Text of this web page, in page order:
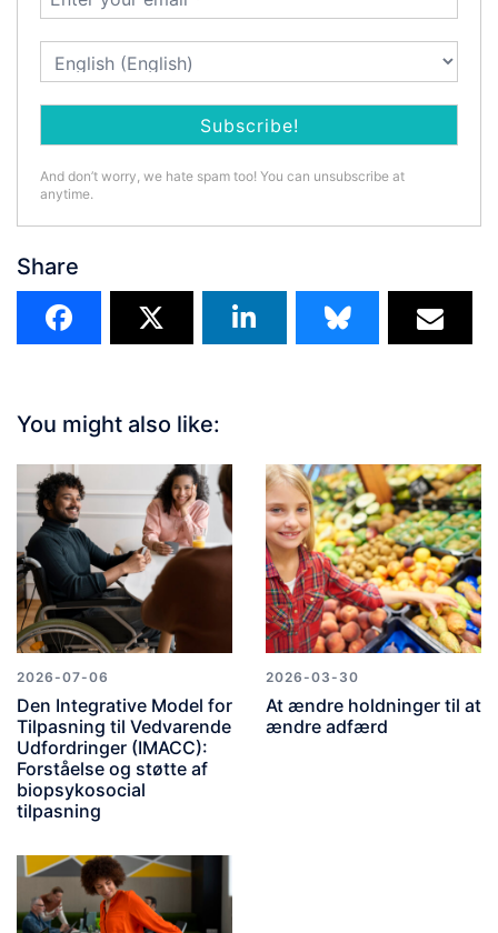
And don’t worry, we hate spam too! You can unsubscribe at
anytime.
Share
You might also like:
2026-07-06
Den Integrative Model for
Tilpasning til Vedvarende
Udfordringer (IMACC):
Forståelse og støtte af
biopsykosocial
tilpasning
2026-03-30
At ændre holdninger til at
ændre adfærd